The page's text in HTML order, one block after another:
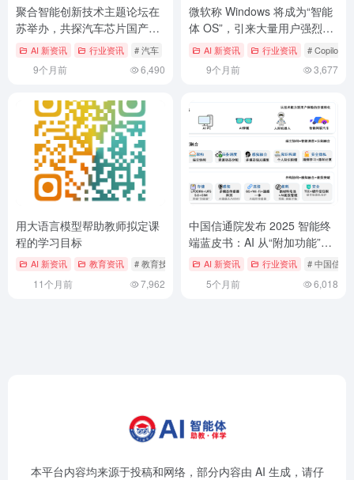
聚合智能创新技术主题论坛在
苏举办，共探汽车芯片国产化
路径AI 新资讯 行业资讯 # 汽车
9个月前 6,490
微软称 Windows 将成为“智能
体 OS”，引来大量用户强烈反
对 AI 新资讯 行业资讯 # Copilot
9个月前 3,677
用大语言模型帮助教师拟定课
程的学习目标
AI 新资讯 教育资讯 # 教育技术学自留地
11个月前 7,962
中国信通院发布 2025 智能终
端蓝皮书：AI 从“附加功能”跃
升为终端“智能内核”
AI 新资讯 行业资讯 # 中国信通
5个月前 6,018
本平台内容均来源于投稿和网络，部分内容由 AI 生成，请仔